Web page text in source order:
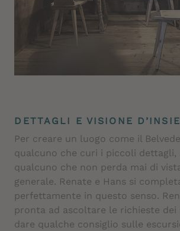
DETTAGLI E VISIONE
Per creare un luogo come il
qualcuno che curi i piccoli dettagli,
qualcuno che non perda mai di
generale. Renate e Hans si
perfettamente in questo senso.
pronta ad ascoltare le richieste dei
dare qualche consiglio sulle